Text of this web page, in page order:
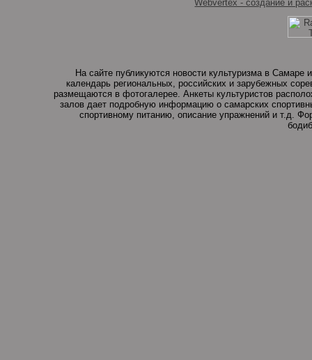
Webvertex - создание и
На сайте публикуются новости культуризма в
календарь региональных, российских и зарубежных
размещаются в фотогалерее. Анкеты культуристов
залов дает подробную информацию о самарских
спортивному питанию, описание упражнений и т.д.